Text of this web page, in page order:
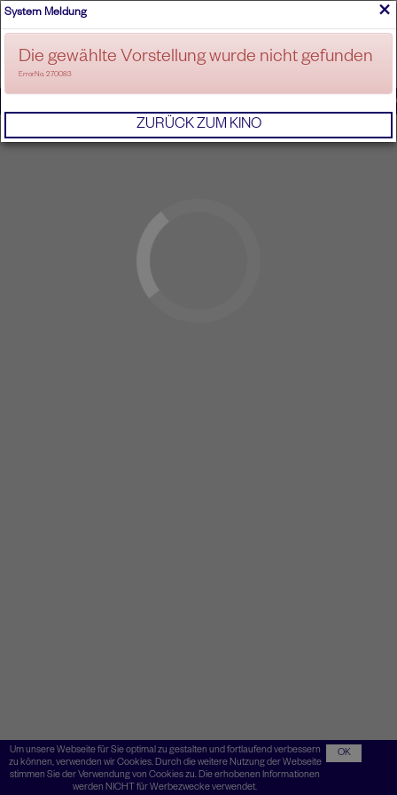
ANMELDEN
Um unsere Webseite für Sie optimal zu gestalten und fortlaufend verbessern
zu können, verwenden wir Cookies. Durch die weitere Nutzung der Webseite
stimmen Sie der Verwendung von Cookies zu. Die erhobenen Informationen
werden NICHT für Werbezwecke verwendet.
OK
×
System Meldung
Die gewählte Vorstellung wurde nicht gefunden
ErrorNo. 270083
ZURÜCK ZUM KINO